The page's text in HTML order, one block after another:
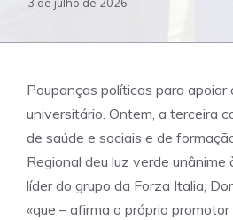
Poupanças políticas para apoiar
universitário. Ontem, a terceira
de saúde e sociais e de
Regional deu luz verde unânime
líder do grupo da Forza Italia,
«que – afirma o próprio